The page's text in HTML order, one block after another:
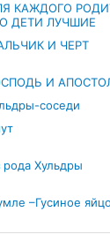
КАЖДОГО
ДЕТИ ЛУЧШИЕ
И ЧЕРТ
И
соседи
рода Хульдры
–Гусиное яйцо